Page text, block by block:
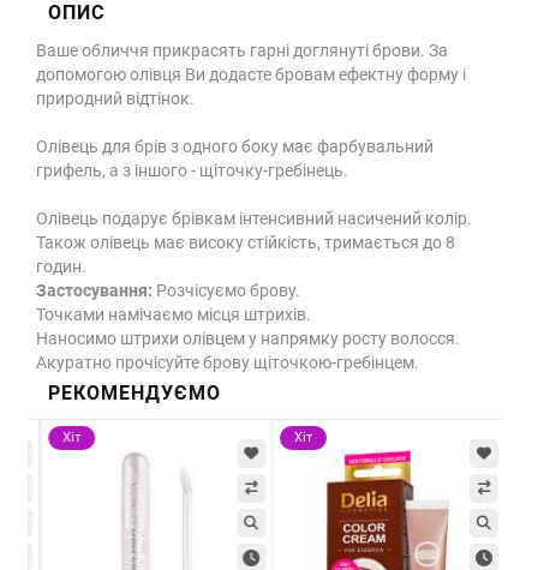
ОПИС
Ваше обличчя прикрасять гарні доглянуті брови. За
допомогою олівця Ви додасте бровам ефектну форму і
природний відтінок.
Олівець для брів з одного боку має фарбувальний
грифель, а з іншого - щіточку-гребінець.
Олівець подарує брівкам інтенсивний насичений колір.
Також олівець має високу стійкість, тримається до 8
годин.
Застосування: Розчісуємо брову.
Точками намічаємо місця штрихів.
Наносимо штрихи олівцем у напрямку росту волосся.
Акуратно прочісуйте брову щіточкою-гребінцем.
РЕКОМЕНДУЄМО
Хіт Хіт